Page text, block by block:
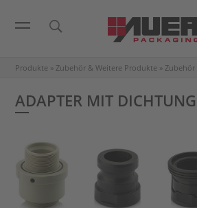
Produkte » Zubehör & Weitere Produkte » Zubehör
ADAPTER MIT DICHTUNG